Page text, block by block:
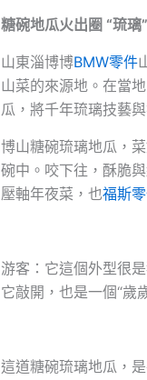
糖碗地瓜火出圈 “琉璃
山東淄博博BMW零件
山菜的來源地。在當
瓜，將千年琉璃技藝
博山糖碗琉璃地瓜，
碗中。咬下往，酥脆
壓軸年夜菜，也福斯
游客：它這個外型很
它敲開，也是一個“歲
這道糖碗琉璃地瓜，